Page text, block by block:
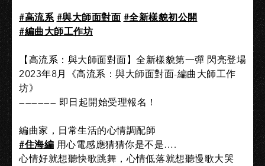
#高流系 #與大師面對面 #全新樣貌初公開
#編曲大師工作坊
【高流系：與大師面對面】全新樣貌第一彈 閃亮登場
2023年8月《高流系：與大師面對面-編曲大師工作
坊》
—————— 即日起開始受理報名！
編曲家，日常生活的心情調配師
#住海編 用心電感應猜猜你是不是….
心情好就想聽快歌跳舞，心情低落就想聽慢歌大哭